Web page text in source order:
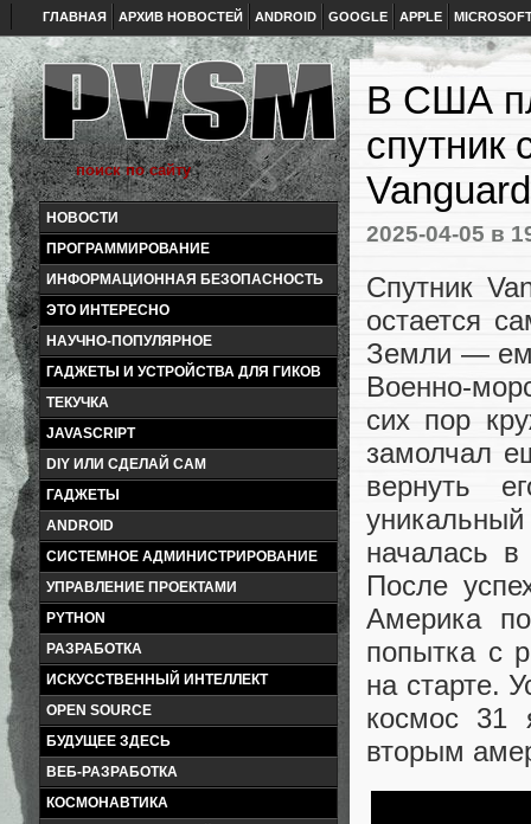
ГЛАВНАЯ АРХИВ НОВОСТЕЙ ANDROID GOOGLE APPLE
НОВОСТИ
ПРОГРАММИРОВАНИЕ
ИНФОРМАЦИОННАЯ БЕЗОПАСНОСТЬ
ЭТО ИНТЕРЕСНО
НАУЧНО-ПОПУЛЯРНОЕ
ГАДЖЕТЫ И УСТРОЙСТВА ДЛЯ ГИКОВ
ТЕКУЧКА
JAVASCRIPT
DIY ИЛИ СДЕЛАЙ САМ
ГАДЖЕТЫ
ANDROID
СИСТЕМНОЕ АДМИНИСТРИРОВАНИЕ
УПРАВЛЕНИЕ ПРОЕКТАМИ
PYTHON
РАЗРАБОТКА
ИСКУССТВЕННЫЙ ИНТЕЛЛЕКТ
OPEN SOURCE
БУДУЩЕЕ ЗДЕСЬ
ВЕБ-РАЗРАБОТКА
КОСМОНАВТИКА
В США
спутник
2025-04-05 в
Спутник
остается
Земли —
Военно-
сих пор
замолчал
вернуть
началась
После
Америка
попытка с
на старте.
космос 31
вторым